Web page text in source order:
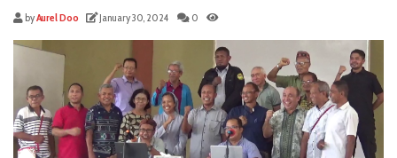
byAurel Doo January 30, 2024 0